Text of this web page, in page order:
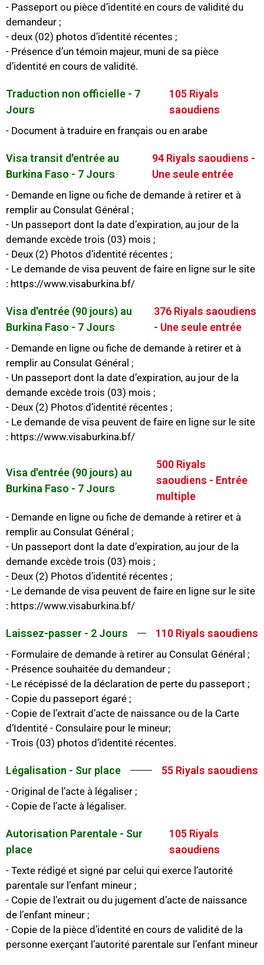
- Passeport ou pièce d’identité en cours de validité du
demandeur ;
- deux (02) photos d’identité récentes ;
- Présence d’un témoin majeur, muni de sa pièce
d’identité en cours de validité.
Traduction non officielle - 7
Jours
105 Riyals
saoudiens
- Document à traduire en français ou en arabe
Visa transit d'entrée au
Burkina Faso - 7 Jours
94 Riyals saoudiens -
Une seule entrée
- Demande en ligne ou fiche de demande à retirer et à
remplir au Consulat Général ;
- Un passeport dont la date d’expiration, au jour de la
demande excède trois (03) mois ;
- Deux (2) Photos d’identité récentes ;
- Le demande de visa peuvent de faire en ligne sur le site
: https://www.visaburkina.bf/
Visa d'entrée (90 jours) au
Burkina Faso - 7 Jours
376 Riyals saoudiens
- Une seule entrée
- Demande en ligne ou fiche de demande à retirer et à
remplir au Consulat Général ;
- Un passeport dont la date d’expiration, au jour de la
demande excède trois (03) mois ;
- Deux (2) Photos d’identité récentes ;
- Le demande de visa peuvent de faire en ligne sur le site
: https://www.visaburkina.bf/
Visa d'entrée (90 jours) au
Burkina Faso - 7 Jours
500 Riyals
saoudiens - Entrée
multiple
- Demande en ligne ou fiche de demande à retirer et à
remplir au Consulat Général ;
- Un passeport dont la date d’expiration, au jour de la
demande excède trois (03) mois ;
- Deux (2) Photos d’identité récentes ;
- Le demande de visa peuvent de faire en ligne sur le site
: https://www.visaburkina.bf/
Laissez-passer - 2 Jours 110 Riyals saoudiens
- Formulaire de demande à retirer au Consulat Général ;
- Présence souhaitée du demandeur ;
- Le récépissé de la déclaration de perte du passeport ;
- Copie du passeport égaré ;
- Copie de l’extrait d’acte de naissance ou de la Carte
d’Identité - Consulaire pour le mineur;
- Trois (03) photos d’identité récentes.
Légalisation - Sur place 55 Riyals saoudiens
- Original de l’acte à légaliser ;
- Copie de l’acte à légaliser.
Autorisation Parentale - Sur
place
105 Riyals
saoudiens
- Texte rédigé et signé par celui qui exerce l’autorité
parentale sur l’enfant mineur ;
- Copie de l’extrait ou du jugement d’acte de naissance
de l’enfant mineur ;
- Copie de la pièce d’identité en cours de validité de la
personne exerçant l’autorité parentale sur l’enfant mineur